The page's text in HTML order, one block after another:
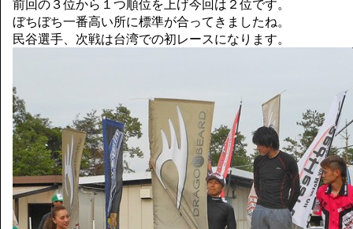
前回の３位から１つ順位を上げ今回は２位です。
ぼちぼち一番高い所に標準が合ってきましたね。
民谷選手、次戦は台湾での初レースになります。